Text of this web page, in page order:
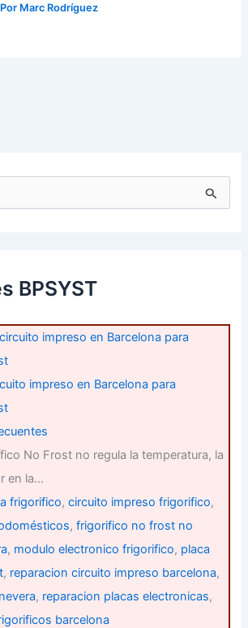
Marc Rodríguez
BPSYST
impreso en Barcelona para
No Frost no regula la temperatura, la
en la…
frigorifico,circuito impreso frigorifico,
,frigorifico no frost no
, modulo electronico frigorifico, placa
, reparacion circuito impreso barcelona,
, reparacion placas electronicas,
barcelona